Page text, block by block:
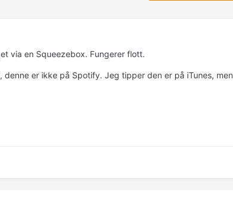
via en Squeezebox. Fungerer flott.
denne er ikke på Spotify. Jeg tipper den er på iTunes, men